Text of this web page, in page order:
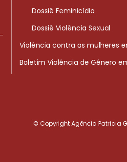
Dossiê Feminicídio
Dossiê Violência Sexual
Violência contra as mulheres
Boletim Violência de Gênero
© Copyright Agência Patrícia